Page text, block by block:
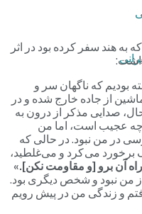
به هند سفر کرده بود در اثر
بودیم که ناگهان سر و
از جاده خارج شده و در
صدایی مذکر از درون به
عجیب است، اما من
در من نبود. در حالی که
برخورد می کرد و می‌غلطید،
آن برو [و مقاومت نکن].»
من نبود و شخص دیگری بود.
و زندگی من در پیش رویم